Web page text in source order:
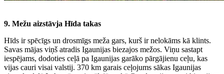
9. Mežu aizstāvja Hīda takas
Hīds ir spēcīgs un drosmīgs meža gars, kurš ir nelokāms kā klints.
Savas mājas viņš atradis Igaunijas biezajos mežos. Viņu sastapt
iespējams, dodoties ceļā pa Igaunijas garāko pārgājienu ceļu, kas
vijas cauri visai valstij. 370 km garais ceļojums sākas Igaunijas